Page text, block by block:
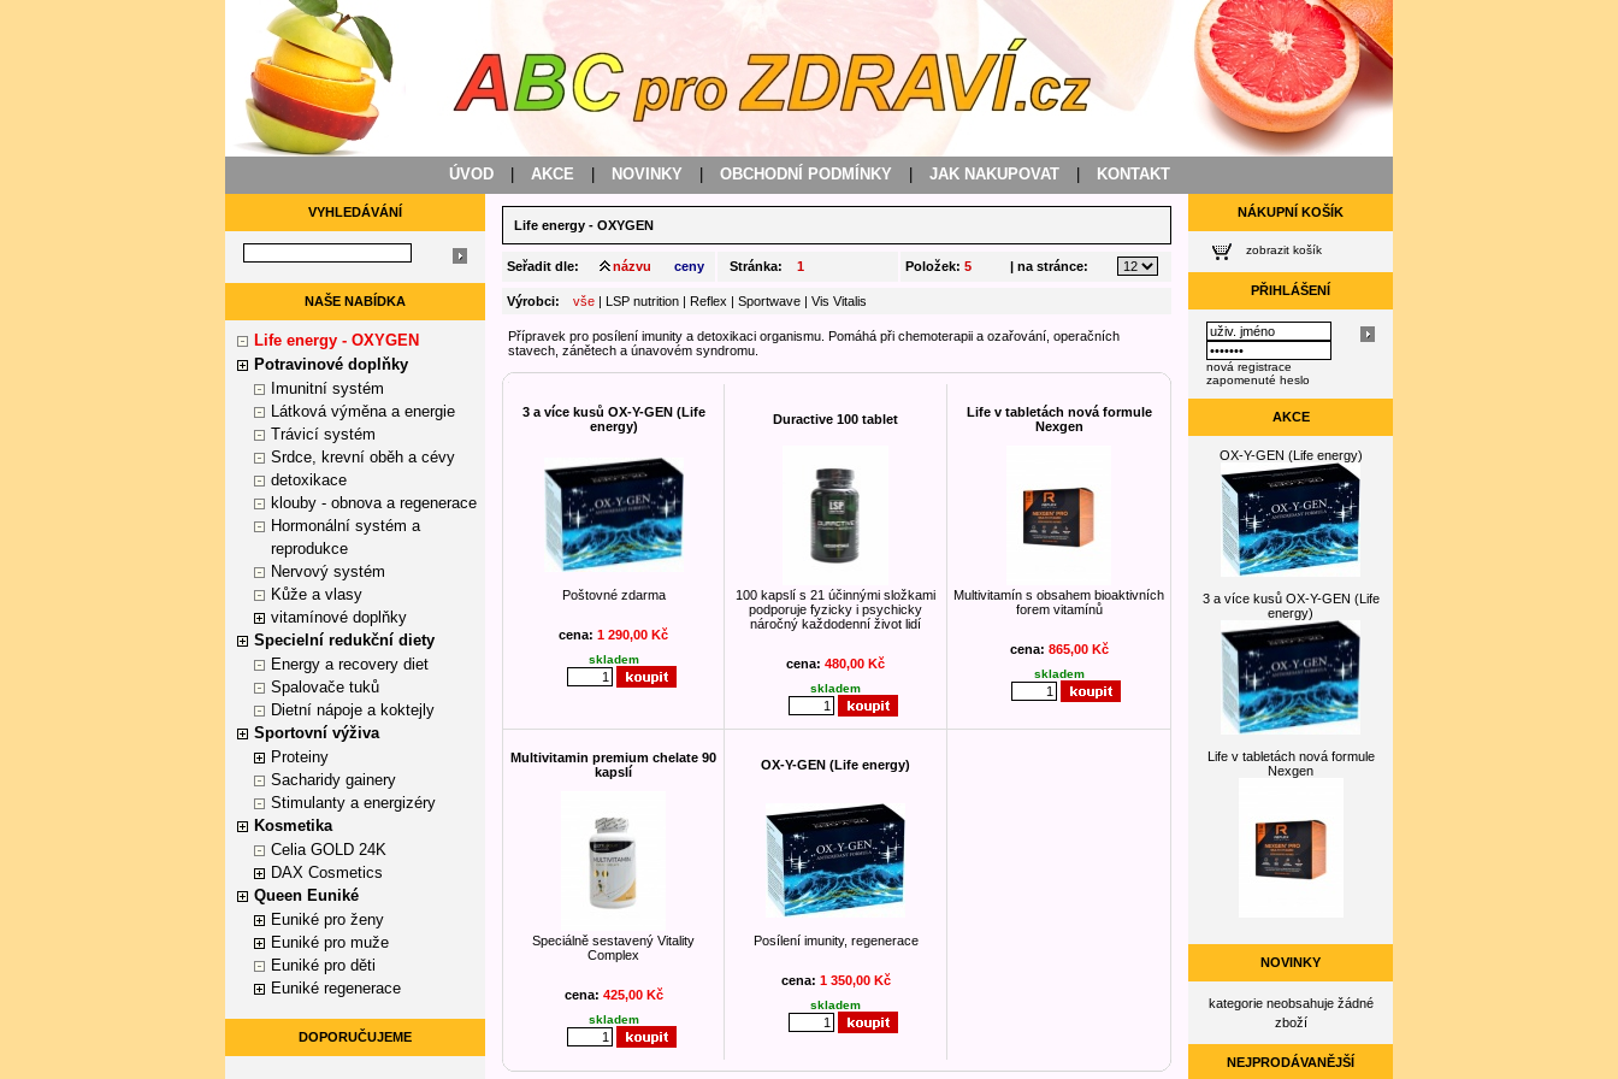
ÚVOD AKCE NOVINKY OBCHODNÍ PODMÍNKY JAK NAKUPOVAT KONTAKT
VYHLEDÁVÁNÍ
NAŠE NABÍDKA
Life energy - OXYGEN
Potravinové doplňky
Imunitní systém
Látková výměna a energie
Trávicí systém
Srdce, krevní oběh a cévy
detoxikace
klouby - obnova a regenerace
Hormonální systém a
reprodukce
Nervový systém
Kůže a vlasy
vitamínové doplňky
Specielní redukční diety
Energy a recovery diet
Spalovače tuků
Dietní nápoje a koktejly
Sportovní výživa
Proteiny
Sacharidy gainery
Stimulanty a energizéry
Kosmetika
Celia GOLD 24K
DAX Cosmetics
Queen Euniké
Euniké pro ženy
Euniké pro muže
Euniké pro děti
Euniké regenerace
DOPORUČUJEME
Life energy - OXYGEN
Seřadit dle: názvu ceny Stránka: 1 Položek: 5 | na stránce:
Výrobci: vše | LSP nutrition | Reflex | Sportwave | Vis Vitalis
Přípravek pro posílení imunity a detoxikaci organismu. Pomáhá při chemoterapii a ozařování, operačních
stavech, zánětech a únavovém syndromu.
3 a více kusů OX-Y-GEN (Life
energy)
Poštovné zdarma
cena: 1 290,00 Kč
skladem
Duractive 100 tablet
100 kapslí s 21 účinnými složkami
podporuje fyzicky i psychicky
náročný každodenní život lidí
cena: 480,00 Kč
skladem
Life v tabletách nová formule
Nexgen
Multivitamín s obsahem bioaktivních
forem vitamínů
cena: 865,00 Kč
skladem
Multivitamin premium chelate 90
kapslí
Speciálně sestavený Vitality
Complex
cena: 425,00 Kč
skladem
OX-Y-GEN (Life energy)
Posílení imunity, regenerace
cena: 1 350,00 Kč
skladem
NÁKUPNÍ KOŠÍK
zobrazit košík
PŘIHLÁŠENÍ
nová registrace
zapomenuté heslo
AKCE
OX-Y-GEN (Life energy)
3 a více kusů OX-Y-GEN (Life
energy)
Life v tabletách nová formule
Nexgen
NOVINKY
kategorie neobsahuje žádné
zboží
NEJPRODÁVANĚJŠÍ